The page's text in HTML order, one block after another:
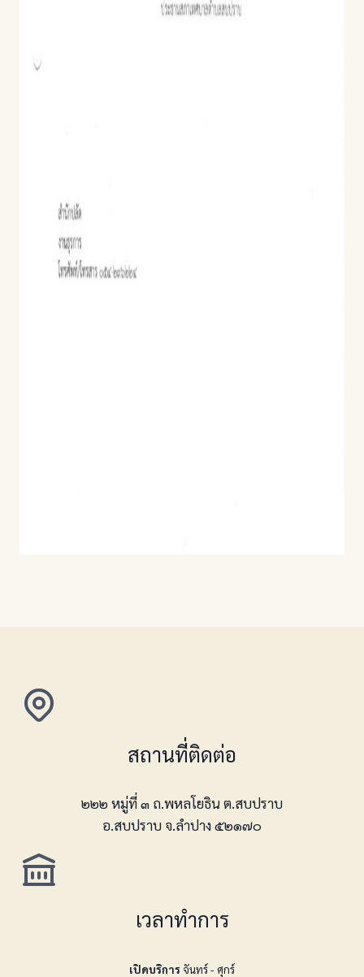
สถานที่ติดต่อ
๒๒๒ หมู่ที่ ๓ ถ.พหลโยธิน ต.สบปราบ
อ.สบปราบ จ.ลำปาง ๕๒๑๗๐
เวลาทำการ
เปิดบริการ จันทร์ - ศุกร์